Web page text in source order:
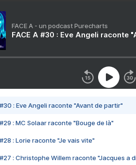
FACE A - un podcast Purecharts
FACE A #30 : Eve Angeli raconte
#30 : Eve Angeli raconte "Avant de partir"
#29 : MC Solaar raconte "Bouge de là"
#28 : Lorie raconte "Je vais vite"
#27 : Christophe Willem raconte "Jacques a